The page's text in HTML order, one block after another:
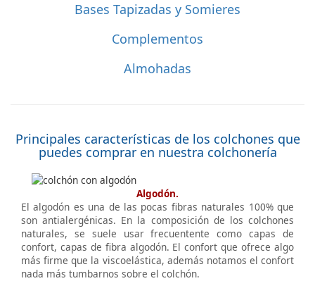
Bases Tapizadas y Somieres
Complementos
Almohadas
Principales características de los colchones que
puedes comprar en nuestra colchonería
Algodón.
El algodón es una de las pocas fibras naturales 100% que
son antialergénicas. En la composición de los colchones
naturales, se suele usar frecuentente como capas de
confort, capas de fibra algodón. El confort que ofrece algo
más firme que la viscoelástica, además notamos el confort
nada más tumbarnos sobre el colchón.